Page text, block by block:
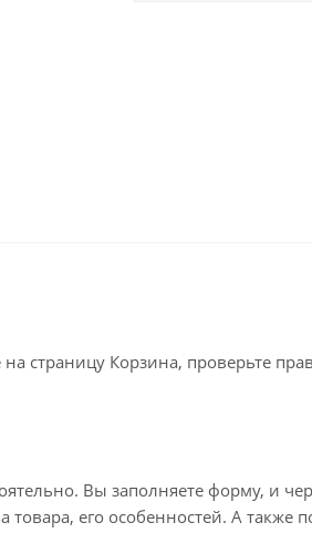
страницу Корзина, проверьте
Вы заполняете форму, и
его особенностей. А также